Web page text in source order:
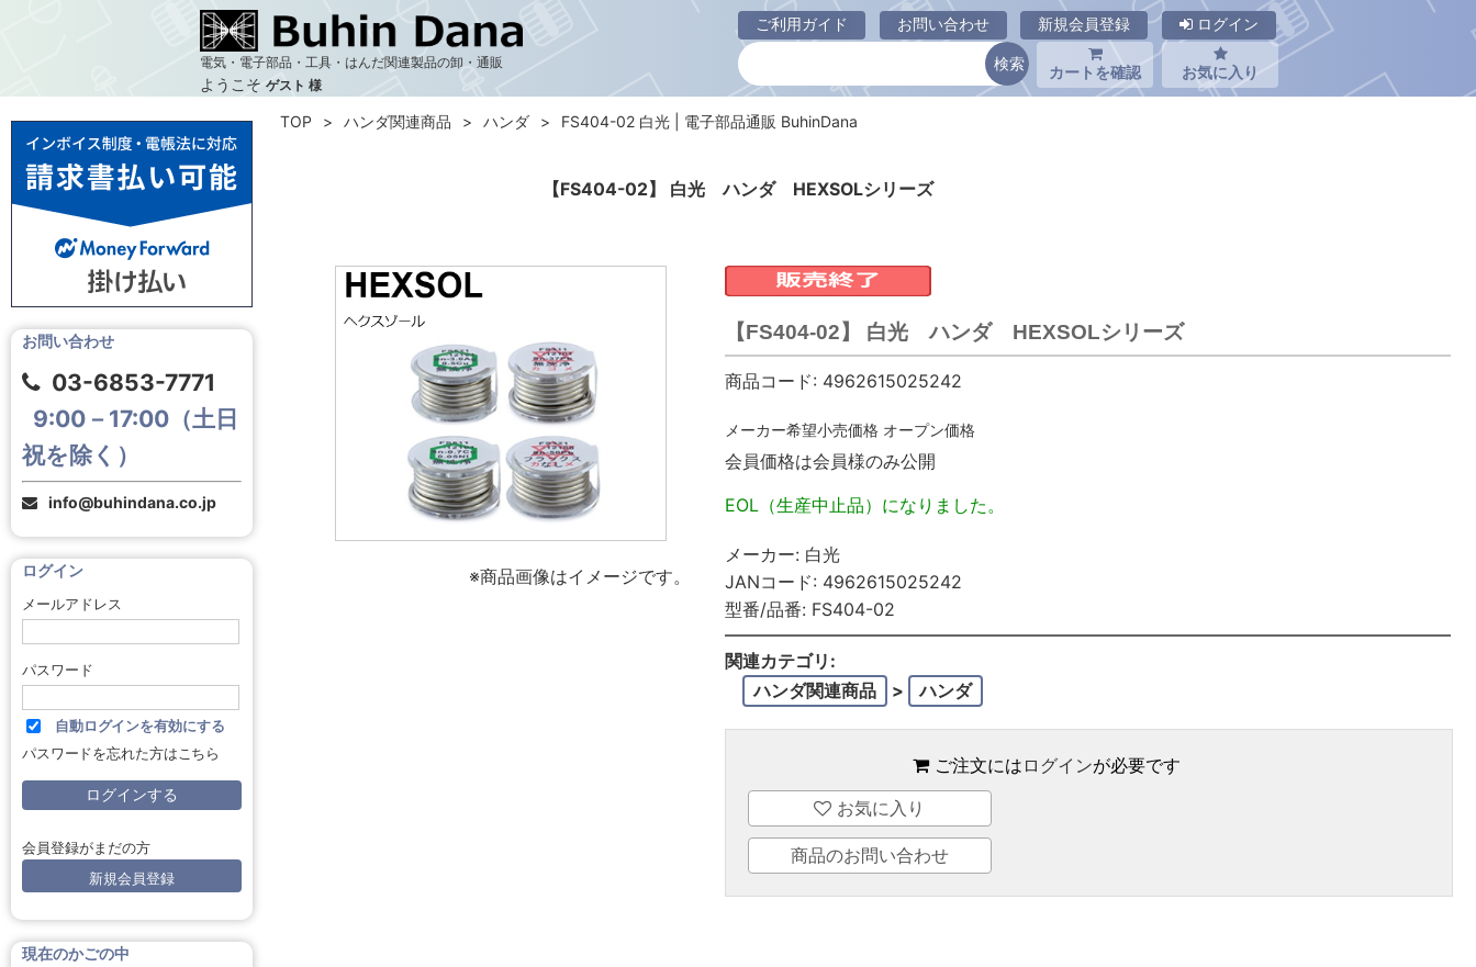
電気・電子部品・工具・はんだ関連製品の卸・通販
ようこそ ゲスト 様
ご利用ガイド お問い合わせ 新規会員登録 ログイン
カートを確認 お気に入り
【FS404-02】 白光 ハンダ HEXSOLシリーズ
お問い合わせ
03-6853-7771
9:00－17:00（土日
祝を除く）
info@buhindana.co.jp
ログイン
メールアドレス
パスワード
自動ログインを有効にする
パスワードを忘れた方はこちら
会員登録がまだの方
新規会員登録
現在のかごの中
TOP ハンダ関連商品 ハンダ FS404-02 白光 | 電子部品通販 BuhinDana
※商品画像はイメージです。
【FS404-02】 白光 ハンダ HEXSOLシリーズ
商品コード: 4962615025242
メーカー希望小売価格 オープン価格
会員価格は会員様のみ公開
EOL（生産中止品）になりました。
メーカー: 白光
JANコード: 4962615025242
型番/品番: FS404-02
関連カテゴリ:
ハンダ関連商品
> ハンダ
ご注文には ログインが必要です
お気に入り
商品のお問い合わせ